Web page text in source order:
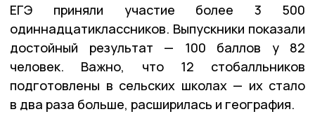
ЕГЭ приняли участие более 3 500
одиннадцатиклассников. Выпускники показали
достойный результат — 100 баллов у 82
человек. Важно, что 12 стобалльников
подготовлены в сельских школах — их стало
в два раза больше, расширилась и география.